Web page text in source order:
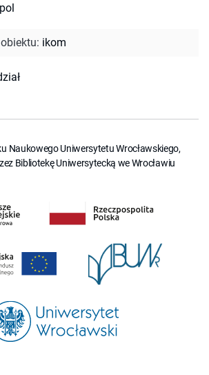
pol
: ikom
Naukowego Uniwersytetu Wrocławskiego,
Bibliotekę Uniwersytecką we Wrocławiu